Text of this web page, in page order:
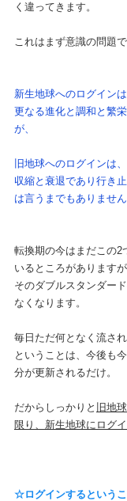
く違ってきます。
これはまず意識の問題で
新生地球へのログインは
更なる進化と調和と繁
が、
旧地球へのログインは、
収縮と衰退であり行き
は言うまでもありません
転換期の今はまだこの2
いるところがありますが
そのダブルスタンダー
なくなります。
毎日ただ何となく流さ
ということは、今後も
分が更新されるだけ。
だからしっかりと 旧地
限り、新生地球にログ
☆ログインするというこ